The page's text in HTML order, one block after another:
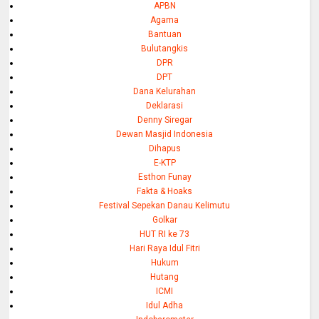
APBN
Agama
Bantuan
Bulutangkis
DPR
DPT
Dana Kelurahan
Deklarasi
Denny Siregar
Dewan Masjid Indonesia
Dihapus
E-KTP
Esthon Funay
Fakta & Hoaks
Festival Sepekan Danau Kelimutu
Golkar
HUT RI ke 73
Hari Raya Idul Fitri
Hukum
Hutang
ICMI
Idul Adha